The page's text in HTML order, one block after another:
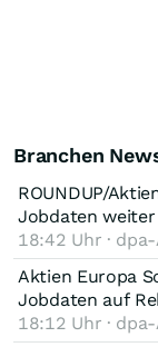
Branchen
ROUNDUP/
Jobdaten
18:42 Uhr · dpa-
Aktien Europa
Jobdaten auf
18:12 Uhr · dpa-